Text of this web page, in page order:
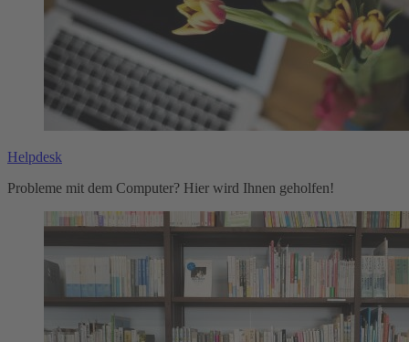
Helpdesk
Probleme mit dem Computer? Hier wird Ihnen geholfen!